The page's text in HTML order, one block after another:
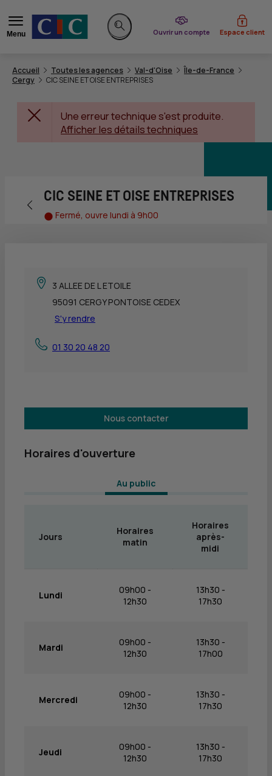
Menu
Rechercher sur le site
Ouvrir un compte
du CIC Espace client
Accueil Toutes les agences Val-d'Oise
Île-de-France
Cergy
CIC SEINE ET OISE ENTREPRISES
Une erreur technique s'est produite.
Afficher les détails techniques
Retour vers la page précédente
CIC SEINE ET OISE ENTREPRISES
Fermé, ouvre lundi à 9h00
3 ALLEE DE L ETOILE
95091 CERGY PONTOISE CEDEX
S'y rendre
01 30 20 48 20
Nous contacter
Horaires d'ouverture
Au public
Jours
Horaires
matin
Horaires
après-
midi
Lundi
09h00 -
12h30
13h30 -
17h30
Mardi
09h00 -
12h30
13h30 -
17h00
Mercredi
09h00 -
12h30
13h30 -
17h30
Jeudi
09h00 -
12h30
13h30 -
17h30